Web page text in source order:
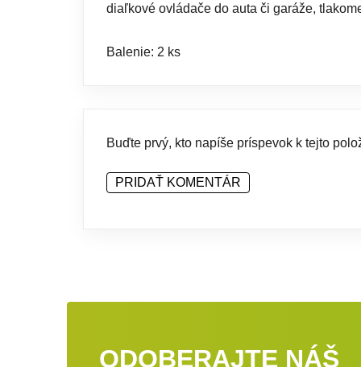
diaľkové ovládače do auta či garáže,
Balenie: 2 ks
Buďte prvý, kto napíše príspevok k tejto
PRIDAŤ KOMENTÁR
ODOBERAJTE NÁŠ